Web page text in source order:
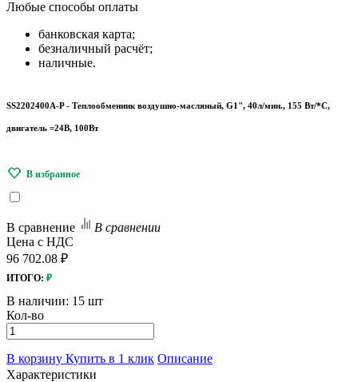
Любые способы оплаты
банковская карта;
безналичный расчёт;
наличные.
SS2202400A-P - Теплообменник воздушно-масляный, G1", 40л/мин., 155 Вт/*С,
двигатель =24В, 100Вт
В сравнение
В сравнении
Цена с НДС
96 702.08 ₽
ИТОГО: ₽
В наличии: 15 шт
Кол-во
В корзину Купить в 1 клик Описание
Характеристики